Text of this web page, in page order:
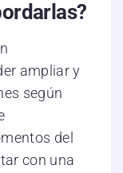
ampliar y
según
del
con una